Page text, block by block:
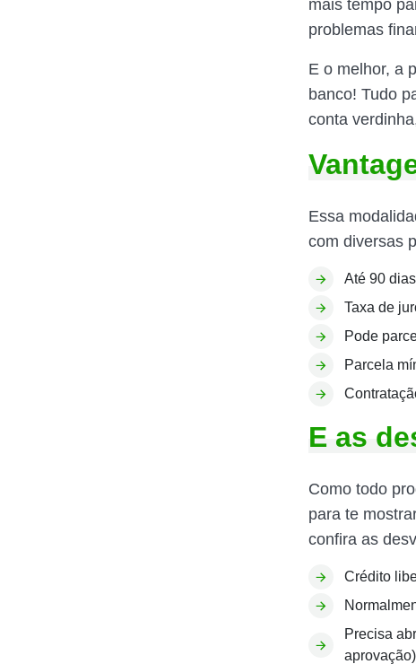
mais tempo
problemas
E o melhor, a
banco! Tudo
conta
Essa
com diversas
Até 90
Taxa de
Pode
Parcela
E as
Como todo
para te
confira as
Crédito
Precisa